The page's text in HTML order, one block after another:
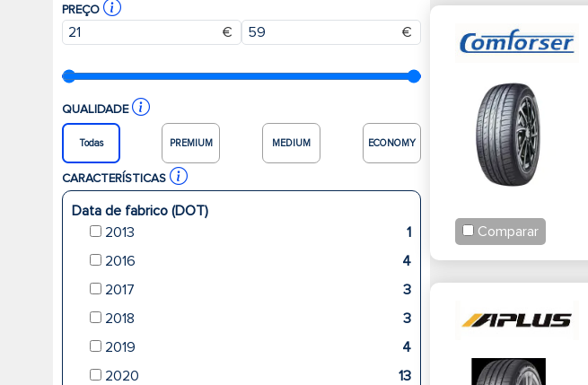
PREÇO
€ €
QUALIDADE
Todas PREMIUM MEDIUM ECONOMY
CARACTERÍSTICAS
Data de fabrico (DOT)
2013
1
2016
4
2017
3
2018
3
2019
4
2020
13
Comparar